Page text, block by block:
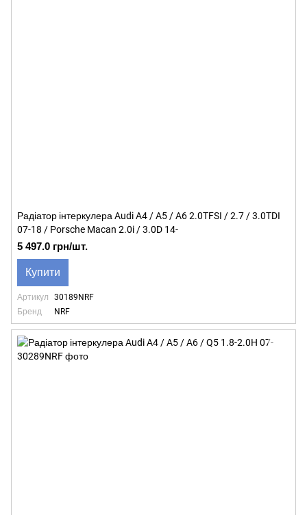
Радіатор інтеркулера Audi A4 / A5 / A6 2.0TFSI / 2.7 / 3.0TDI
07-18 / Porsche Macan 2.0i / 3.0D 14-
5 497.0 грн/шт.
Купити
Артикул
30189NRF
Бренд
NRF